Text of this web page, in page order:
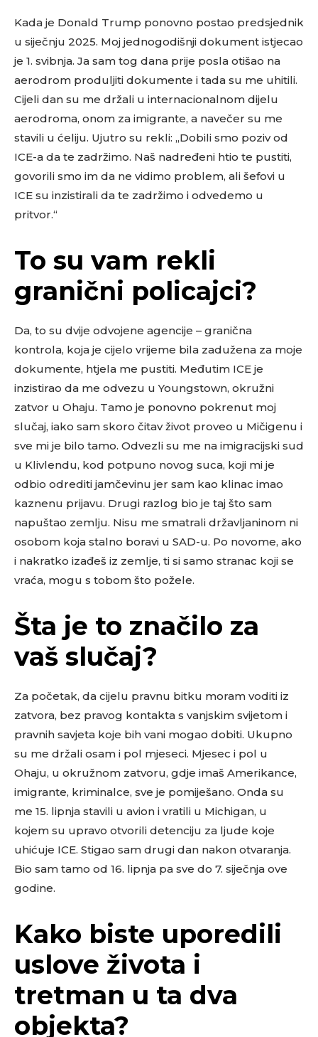
Kada je Donald Trump ponovno postao predsjednik
u siječnju 2025. Moj jednogodišnji dokument istjecao
je 1. svibnja. Ja sam tog dana prije posla otišao na
aerodrom produljiti dokumente i tada su me uhitili.
Cijeli dan su me držali u internacionalnom dijelu
aerodroma, onom za imigrante, a navečer su me
stavili u ćeliju. Ujutro su rekli: „Dobili smo poziv od
ICE-a da te zadržimo. Naš nadređeni htio te pustiti,
govorili smo im da ne vidimo problem, ali šefovi u
ICE su inzistirali da te zadržimo i odvedemo u
pritvor.“
To su vam rekli
granični policajci?
Da, to su dvije odvojene agencije – granična
kontrola, koja je cijelo vrijeme bila zadužena za moje
dokumente, htjela me pustiti. Međutim ICE je
inzistirao da me odvezu u Youngstown, okružni
zatvor u Ohaju. Tamo je ponovno pokrenut moj
slučaj, iako sam skoro čitav život proveo u Mičigenu i
sve mi je bilo tamo. Odvezli su me na imigracijski sud
u Klivlendu, kod potpuno novog suca, koji mi je
odbio odrediti jamčevinu jer sam kao klinac imao
kaznenu prijavu. Drugi razlog bio je taj što sam
napuštao zemlju. Nisu me smatrali državljaninom ni
osobom koja stalno boravi u SAD-u. Po novome, ako
i nakratko izađeš iz zemlje, ti si samo stranac koji se
vraća, mogu s tobom što požele.
Šta je to značilo za
vaš slučaj?
Za početak, da cijelu pravnu bitku moram voditi iz
zatvora, bez pravog kontakta s vanjskim svijetom i
pravnih savjeta koje bih vani mogao dobiti. Ukupno
su me držali osam i pol mjeseci. Mjesec i pol u
Ohaju, u okružnom zatvoru, gdje imaš Amerikance,
imigrante, kriminalce, sve je pomiješano. Onda su
me 15. lipnja stavili u avion i vratili u Michigan, u
kojem su upravo otvorili detenciju za ljude koje
uhićuje ICE. Stigao sam drugi dan nakon otvaranja.
Bio sam tamo od 16. lipnja pa sve do 7. siječnja ove
godine.
Kako biste uporedili
uslove života i
tretman u ta dva
objekta?